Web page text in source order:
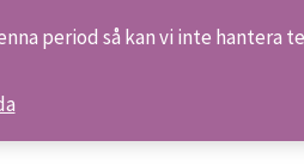
period så kan vi inte